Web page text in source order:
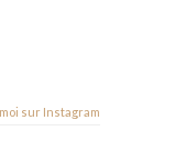
sur Instagram